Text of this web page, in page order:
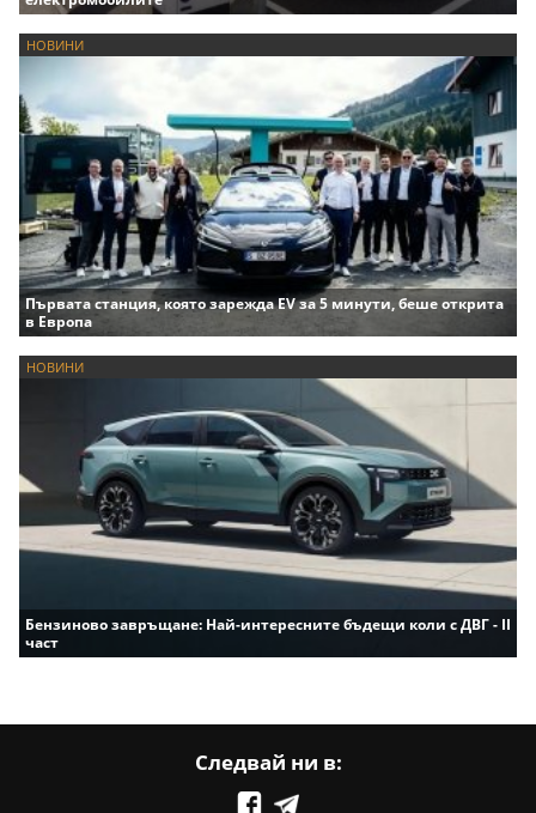
НОВИНИ
Първата станция, която зарежда EV за 5 минути, беше открита
в Европа
НОВИНИ
Бензиново завръщане: Най-интересните бъдещи коли с ДВГ - II
част
Следвай ни в: